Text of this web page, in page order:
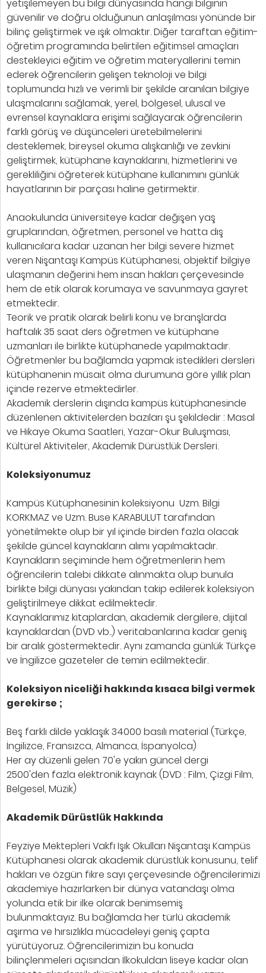
yetişilemeyen bu bilgi dünyasında hangi bilginin
güvenilir ve doğru olduğunun anlaşılması yönünde bir
bilinç geliştirmek ve ışık olmaktır. Diğer taraftan eğitim-
öğretim programında belirtilen eğitimsel amaçları
destekleyici eğitim ve öğretim materyallerini temin
ederek öğrencilerin gelişen teknoloji ve bilgi
toplumunda hızlı ve verimli bir şekilde aranılan bilgiye
ulaşmalarını sağlamak, yerel, bölgesel, ulusal ve
evrensel kaynaklara erişimi sağlayarak öğrencilerin
farklı görüş ve düşünceleri üretebilmelerini
desteklemek, bireysel okuma alışkanlığı ve zevkini
geliştirmek, kütüphane kaynaklarını, hizmetlerini ve
gerekliliğini öğreterek kütüphane kullanımını günlük
hayatlarının bir parçası haline getirmektir.
Anaokulunda üniversiteye kadar değişen yaş
gruplarından, öğretmen, personel ve hatta dış
kullanıcılara kadar uzanan her bilgi severe hizmet
veren Nişantaşı Kampüs Kütüphanesi, objektif bilgiye
ulaşmanın değerini hem insan hakları çerçevesinde
hem de etik olarak korumaya ve savunmaya gayret
etmektedir.
Teorik ve pratik olarak belirli konu ve branşlarda
haftalık 35 saat ders öğretmen ve kütüphane
uzmanları ile birlikte kütüphanede yapılmaktadır.
Öğretmenler bu bağlamda yapmak istedikleri dersleri
kütüphanenin müsait olma durumuna göre yıllık plan
içinde rezerve etmektedirler.
Akademik derslerin dışında kampüs kütüphanesinde
düzenlenen aktivitelerden bazıları şu şekildedir : Masal
ve Hikaye Okuma Saatleri, Yazar-Okur Buluşması,
Kültürel Aktiviteler, Akademik Dürüstlük Dersleri.
Koleksiyonumuz
Kampüs Kütüphanesinin koleksiyonu Uzm. Bilgi
KORKMAZ ve Uzm. Buse KARABULUT tarafından
yönetilmekte olup bir yıl içinde birden fazla olacak
şekilde güncel kaynakların alımı yapılmaktadır.
Kaynakların seçiminde hem öğretmenlerin hem
öğrencilerin talebi dikkate alınmakta olup bunula
birlikte bilgi dünyası yakından takip edilerek koleksiyon
geliştirilmeye dikkat edilmektedir.
Kaynaklarımız kitaplardan, akademik dergilere, dijital
kaynaklardan (DVD vb..) veritabanlarına kadar geniş
bir aralık göstermektedir. Aynı zamanda günlük Türkçe
ve İngilizce gazeteler de temin edilmektedir.
Koleksiyon niceliği hakkında kısaca bilgi vermek
gerekirse ;
Beş farklı dilde yaklaşık 34000 basılı material (Türkçe,
İngilizce, Fransızca, Almanca, İspanyolca)
Her ay düzenli gelen 70'e yakın güncel dergi
2500'den fazla elektronik kaynak (DVD : Film, Çizgi Film,
Belgesel, Müzik)
Akademik Dürüstlük Hakkında
Feyziye Mektepleri Vakfı Işık Okulları Nişantaşı Kampüs
Kütüphanesi olarak akademik dürüstlük konusunu, telif
hakları ve özgün fikre sayı çerçevesinde öğrencilerimizi
akademiye hazırlarken bir dünya vatandaşı olma
yolunda etik bir ilke olarak benimsemiş
bulunmaktayız. Bu bağlamda her türlü akademik
aşırma ve hırsızlıkla mücadeleyi geniş çapta
yürütüyoruz. Öğrencilerimizin bu konuda
bilinçlenmeleri açısından İlkokuldan liseye kadar olan